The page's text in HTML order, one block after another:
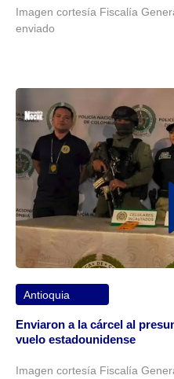
Imagen cortesía Fiscalía
enviado
Antioquia
Enviaron a la cárcel al
vuelo estadounidense
Imagen cortesía Fiscalía